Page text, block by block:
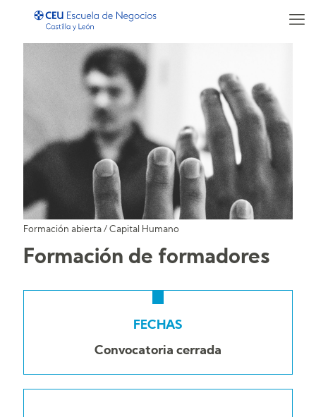
Formación abierta / Capital Humano
Formación de formadores
FECHAS
Convocatoria cerrada